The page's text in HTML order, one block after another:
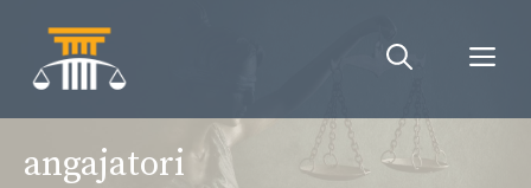
conținut
angajatori